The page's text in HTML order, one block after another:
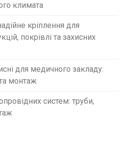
климата
кріплення для
покрівлі та захисних
для медичного закладу:
монтаж
систем: труби,